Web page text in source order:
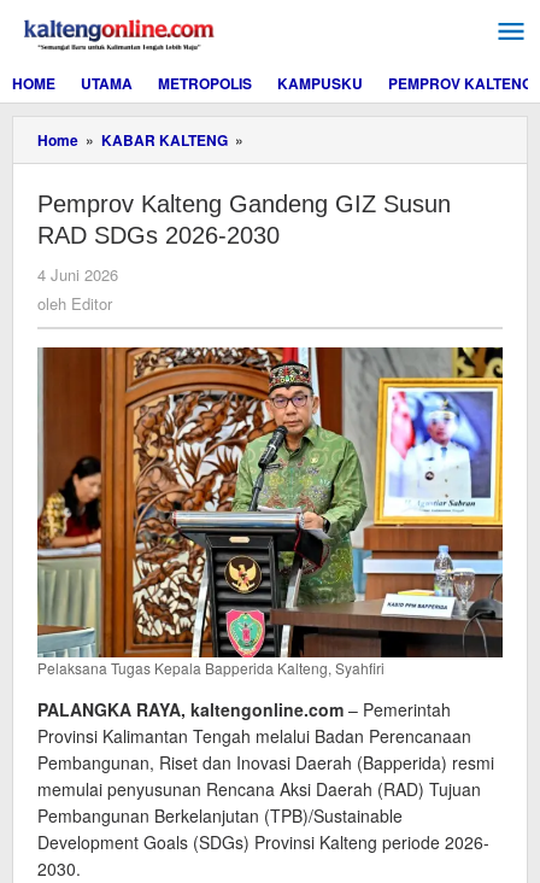
konten
HOME
UTAMA METROPOLIS KAMPUSKU PEMPROV KALTENG
Home » KABAR KALTENG »
Kalteng
GIZ
Susun
RAD
Pemprov Kalteng Gandeng GIZ Susun
RAD SDGs 2026-2030
4 Juni 2026
oleh Editor
Pelaksana Tugas Kepala Bapperida Kalteng, Syahfiri
PALANGKA RAYA, kaltengonline.com – Pemerintah
Provinsi Kalimantan Tengah melalui Badan Perencanaan
Pembangunan, Riset dan Inovasi Daerah (Bapperida) resmi
memulai penyusunan Rencana Aksi Daerah (RAD) Tujuan
Pembangunan Berkelanjutan (TPB)/Sustainable
Development Goals (SDGs) Provinsi Kalteng periode 2026-
2030.